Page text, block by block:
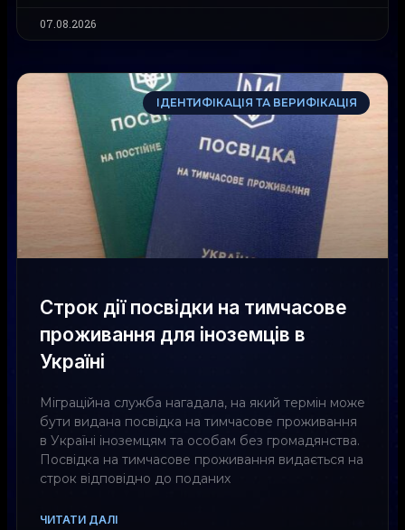
07.08.2026
ІДЕНТИФІКАЦІЯ ТА ВЕРИФІКАЦІЯ
Строк дії посвідки на тимчасове
проживання для іноземців в
Україні
Міграційна служба нагадала, на який термін може
бути видана посвідка на тимчасове проживання
в Україні іноземцям та особам без громадянства.
Посвідка на тимчасове проживання видається на
строк відповідно до поданих
ЧИТАТИ ДАЛІ